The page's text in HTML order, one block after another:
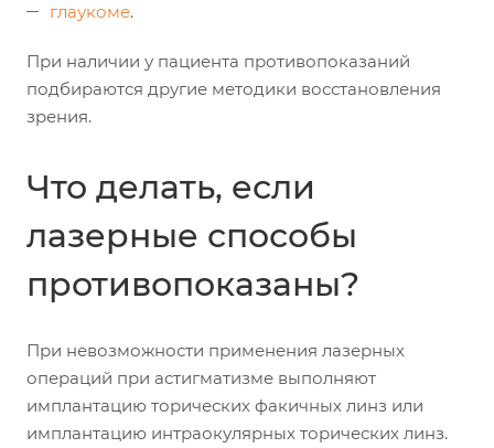
глаукоме.
При наличии у пациента противопоказаний
подбираются другие методики восстановления
зрения.
Что делать, если
лазерные способы
противопоказаны?
При невозможности применения лазерных
операций при астигматизме выполняют
имплантацию торических факичных линз или
имплантацию интраокулярных торических линз.